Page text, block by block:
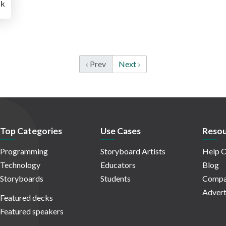
‹ Prev Next ›
Top Categories
Programming
Technology
Storyboards
Featured decks
Featured speakers
Use Cases
Storyboard Artists
Educators
Students
Help
Blog